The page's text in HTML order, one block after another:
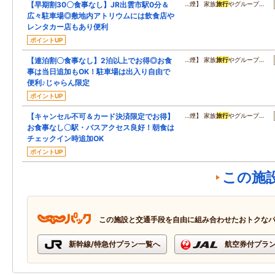
【早期割30〇食事なし】JR出雲市駅0分＆
広々駐車場◎敷地内アトリウムには飲食店や
レンタカー店もあり便利
ポイントUP
…煙】 家族旅行やグループ…
【連泊割〇食事なし】2泊以上でお得◎お食
事は当日追加もOK！駐車場は出入り自由で
便利♪じゃらん限定
ポイントUP
…煙】 家族旅行やグループ…
【キャンセル不可＆カード決済限定でお得】
お食事なし〇駅・バスアクセス良好！朝食は
チェックイン時追加OK
ポイントUP
…煙】 家族旅行やグループ…
この施
この施設と交通手段を自由に組み合わせたおトクな
新幹線/特急付プラン一覧へ 航空券付プラ